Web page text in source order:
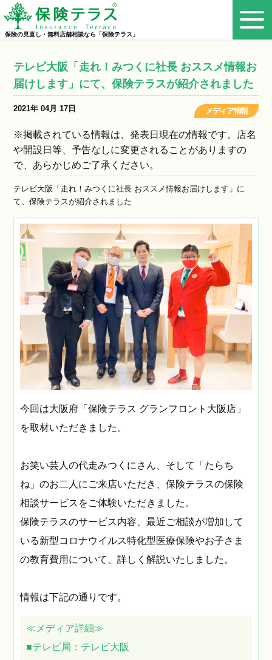
保険の見直し・無料店舗相談なら「保険テラス」
テレビ大阪「走れ！みつくに社長 おススメ情報お
届けします」にて、保険テラスが紹介されました
2021年 04月 17日 メディア情報
※掲載されている情報は、発表日現在の情報です。店名
や開設日等、予告なしに変更されることがありますの
で、あらかじめご了承ください。
テレビ大阪「走れ！みつくに社長 おススメ情報お届けします」に
て、保険テラスが紹介されました
今回は大阪府「保険テラス グランフロント大阪店」
を取材いただきました。
お笑い芸人の代走みつくにさん、そして「たらち
ね」のお二人にご来店いただき、保険テラスの保険
相談サービスをご体験いただきました。
保険テラスのサービス内容、最近ご相談が増加して
いる新型コロナウイルス特化型医療保険やお子さま
の教育費用について、詳しく解説いたしました。
情報は下記の通りです。
≪メディア詳細≫
■テレビ局：テレビ大阪